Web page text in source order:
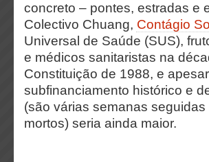
concreto – pontes, estradas e
Colectivo Chuang, Contágio
Universal de Saúde (SUS),
e médicos sanitaristas na
Constituição de 1988, e
subfinanciamento histórico e
(são várias semanas
mortos) seria ainda maior.